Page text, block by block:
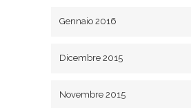
Gennaio 2016
Dicembre 2015
Novembre 2015